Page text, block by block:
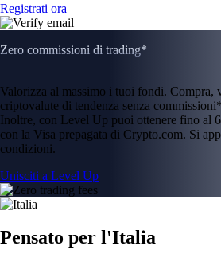
Registrati ora
Zero commissioni di trading*
Valorizza al massimo i tuoi fondi. Compra,
criptovalute di tendenza senza
Inoltre, con Level Up puoi ottenere fino al
con la Visa prepagata di Crypto.com. Si
condizioni.
Unisciti a Level Up
Pensato per l'Italia